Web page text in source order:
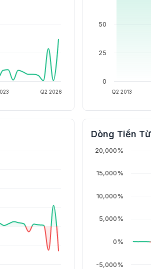
Q2 2026 Q2 2013
0
25
50
Dòng Tiền
-5,000%
0%
5,000%
10,000%
15,000%
20,000%